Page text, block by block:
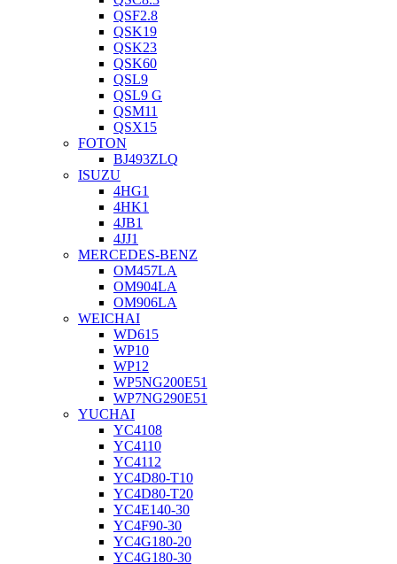
QSF2.8
QSK19
QSK23
QSK60
QSL9
QSL9 G
QSM11
QSX15
FOTON
BJ493ZLQ
ISUZU
4HG1
4HK1
4JB1
4JJ1
MERCEDES-BENZ
OM457LA
OM904LA
OM906LA
WEICHAI
WD615
WP10
WP12
WP5NG200E51
WP7NG290E51
YUCHAI
YC4108
YC4110
YC4112
YC4D80-T10
YC4D80-T20
YC4E140-30
YC4F90-30
YC4G180-20
YC4G180-30